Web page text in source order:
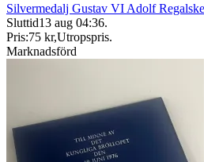
Silvermedalj Gustav VI Adolf
Sluttid13 aug 04:36.
Pris:75 kr,Utropspris.
Marknadsförd